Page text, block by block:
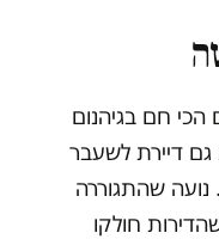
הכי חם בגיהנום
דיירת לשעבר
בדרך יפו 44 עצמו. נועה שהתגוררה
חולקו